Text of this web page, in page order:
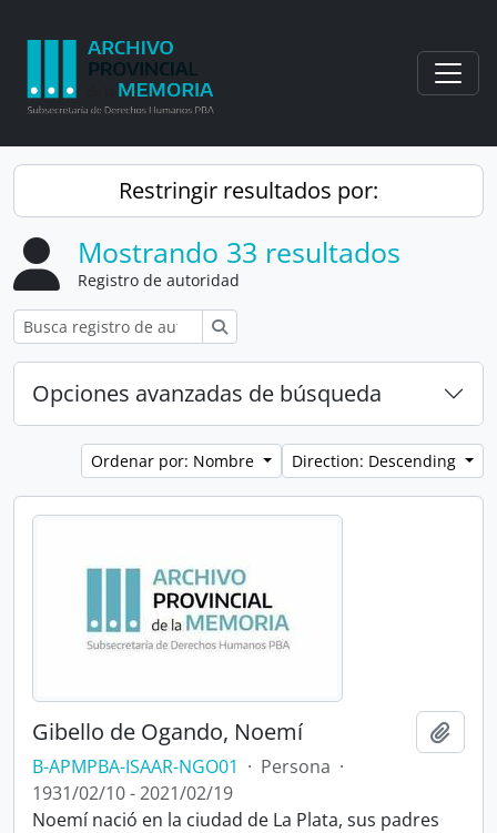
Restringir resultados por:
Mostrando 33 resultados
Registro de autoridad
Opciones avanzadas de búsqueda
Ordenar por: Nombre Direction: Descending
Gibello de Ogando, Noemí
B-APMPBA-ISAAR-NGO01 · Persona ·
1931/02/10 - 2021/02/19
Noemí nació en la ciudad de La Plata, sus padres